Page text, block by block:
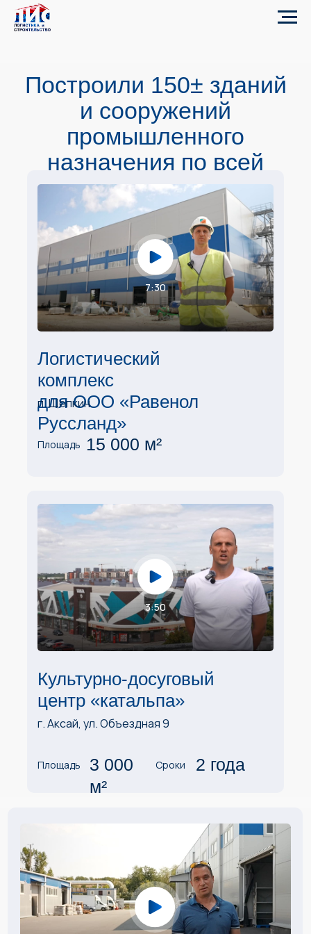
Построили 150± зданий
и сооружений
промышленного
назначения по всей
России
Культурно-досуговый
центр «катальпа»
г. Аксай, ул. Объездная 9
Сроки 2 года
Площадь
3 000
м²
3:50
Логистический
комплекс
для ООО «Равенол
Руссланд»
п. Щепкин
Площадь 15 000 м²
7:30
2 склада, административно-
бытовой корпус и гаражные